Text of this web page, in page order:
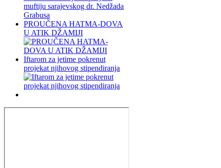
PROUČENA HATMA-DOVA
U ATIK DŽAMIJI
Iftarom za jetime pokrenut
projekat njihovog stipendiranja